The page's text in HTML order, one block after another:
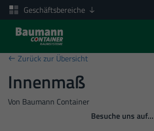
Zum Inhalt springen
Geschäftsbereiche
Zurück zur Übersicht
Innenmaß
Von Baumann Container
Besuche uns auf…